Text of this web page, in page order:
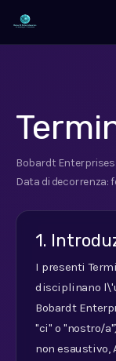
Bobardt Enterprises
Data di decorrenza:
1.
I presenti
disciplinano
Bobardt
"ci" o "nostro/
non